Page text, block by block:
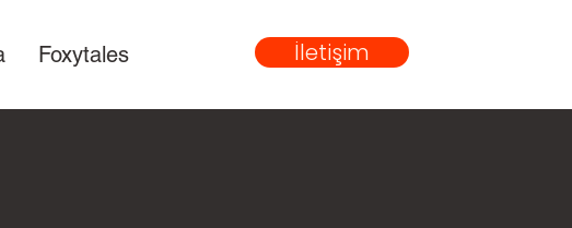
Foxytales İletişim